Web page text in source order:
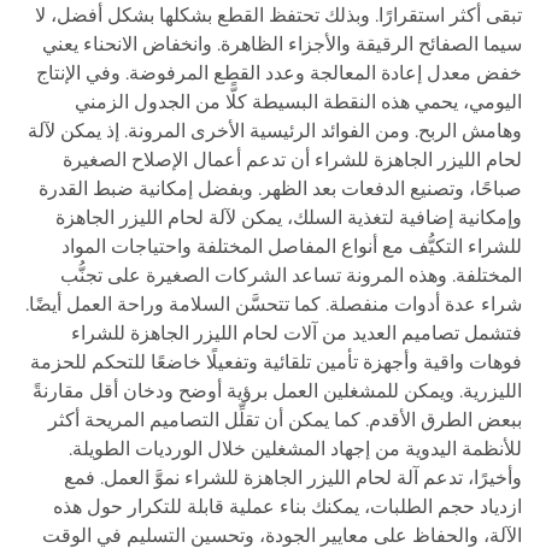
تبقى أكثر استقرارًا. وبذلك تحتفظ القطع بشكلها بشكل أفضل، لا
سيما الصفائح الرقيقة والأجزاء الظاهرة. وانخفاض الانحناء يعني
خفض معدل إعادة المعالجة وعدد القطع المرفوضة. وفي الإنتاج
اليومي، يحمي هذه النقطة البسيطة كلًّا من الجدول الزمني
وهامش الربح. ومن الفوائد الرئيسية الأخرى المرونة. إذ يمكن لآلة
لحام الليزر الجاهزة للشراء أن تدعم أعمال الإصلاح الصغيرة
صباحًا، وتصنيع الدفعات بعد الظهر. وبفضل إمكانية ضبط القدرة
وإمكانية إضافية لتغذية السلك، يمكن لآلة لحام الليزر الجاهزة
للشراء التكيُّف مع أنواع المفاصل المختلفة واحتياجات المواد
المختلفة. وهذه المرونة تساعد الشركات الصغيرة على تجنُّب
شراء عدة أدوات منفصلة. كما تتحسَّن السلامة وراحة العمل أيضًا.
فتشمل تصاميم العديد من آلات لحام الليزر الجاهزة للشراء
فوهات واقية وأجهزة تأمين تلقائية وتفعيلًا خاضعًا للتحكم للحزمة
الليزرية. ويمكن للمشغلين العمل برؤية أوضح ودخان أقل مقارنةً
ببعض الطرق الأقدم. كما يمكن أن تقلِّل التصاميم المريحة أكثر
للأنظمة اليدوية من إجهاد المشغلين خلال الورديات الطويلة.
وأخيرًا، تدعم آلة لحام الليزر الجاهزة للشراء نموَّ العمل. فمع
ازدياد حجم الطلبات، يمكنك بناء عملية قابلة للتكرار حول هذه
الآلة، والحفاظ على معايير الجودة، وتحسين التسليم في الوقت